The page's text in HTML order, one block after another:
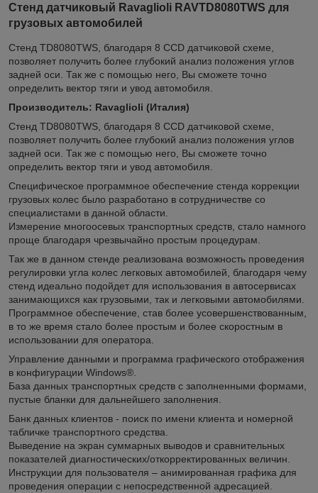
Стенд датчиковый Ravaglioli RAVTD8080TWS для
грузовых автомобилей
Cтенд TD8080TWS, благодаря 8 CCD датчиковой схеме,
позволяет получить более глубокий анализ положения углов
задней оси. Так же с помощью него, Вы сможете точно
определить вектор тяги и увод автомобиля.
Производитель: Ravaglioli (Италия)
Cтенд TD8080TWS, благодаря 8 CCD датчиковой схеме,
позволяет получить более глубокий анализ положения углов
задней оси. Так же с помощью него, Вы сможете точно
определить вектор тяги и увод автомобиля.
Специфическое программное обеспечение стенда коррекции
грузовых колес было разработано в сотрудничестве со
специалистами в данной области.
Измерение многоосевых транспортных средств, стало намного
проще благодаря чрезвычайно простым процедурам.
Так же в данном стенде реализована возможность проведения
регулировки угла колес легковых автомобилей, благодаря чему
стенд идеально подойдет для использования в автосервисах
занимающихся как грузовыми, так и легковыми автомобилями.
Программное обеспечение, став более усовершенствованным,
в то же время стало более простым и более скоростным в
использовании для оператора.
Управление данными и программа графического отображения
в конфигурации Windows®.
База данных транспортных средств с заполненными формами,
пустые бланки для дальнейшего заполнения.
Банк данных клиентов - поиск по имени клиента и номерной
табличке транспортного средства.
Выведение на экран суммарных выводов и сравнительных
показателей диагностических/откорректированных величин.
Инструкции для пользователя – анимированная графика для
проведения операции с непосредственной адресацией.